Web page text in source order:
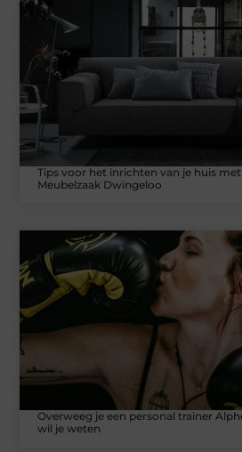
Tips voor het inrichten van je huis
Meubelzaak Dwingeloo
Overweeg je een personal trainer
wil je weten